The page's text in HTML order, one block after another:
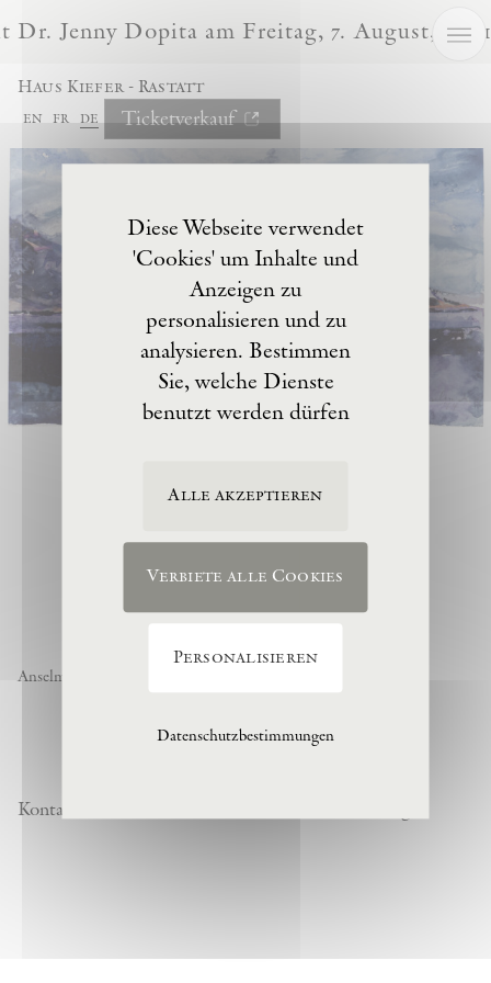
Jenny Dopita am Freitag, 7. August, um
Haus Kiefer - Rastatt
en fr de Ticketverkauf
Anselm Kiefer « Noch nicht » , 1974, (c) Anselm Kiefer
Kontakt
Diese Webseite verwendet
'Cookies' um Inhalte und
Anzeigen zu
personalisieren und zu
analysieren. Bestimmen
Sie, welche Dienste
benutzt werden dürfen
Alle akzeptieren
Verbiete alle Cookies
Personalisieren
Datenschutzbestimmungen